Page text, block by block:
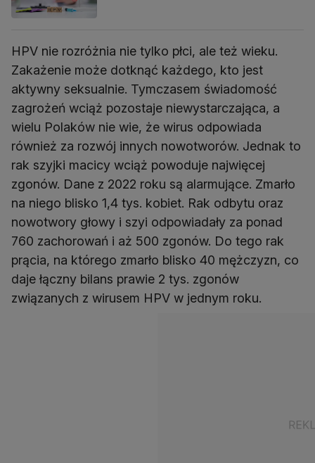
HPV nie rozróżnia nie tylko płci, ale też wieku.
Zakażenie może dotknąć każdego, kto jest
aktywny seksualnie. Tymczasem świadomość
zagrożeń wciąż pozostaje niewystarczająca, a
wielu Polaków nie wie, że wirus odpowiada
również za rozwój innych nowotworów. Jednak to
rak szyjki macicy wciąż powoduje najwięcej
zgonów. Dane z 2022 roku są alarmujące. Zmarło
na niego blisko 1,4 tys. kobiet. Rak odbytu oraz
nowotwory głowy i szyi odpowiadały za ponad
760 zachorowań i aż 500 zgonów. Do tego rak
prącia, na którego zmarło blisko 40 mężczyzn, co
daje łączny bilans prawie 2 tys. zgonów
związanych z wirusem HPV w jednym roku.